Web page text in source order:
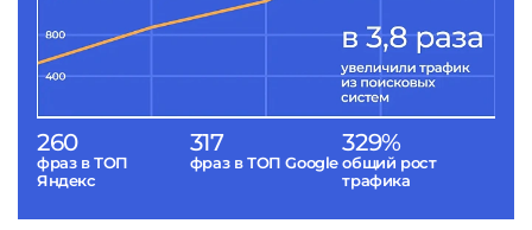
260
фраз в ТОП
Яндекс
317
фраз в ТОП Google
329%
общий рост
трафика